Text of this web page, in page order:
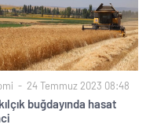
24 Temmuz 2023 08:48
buğdayında hasat